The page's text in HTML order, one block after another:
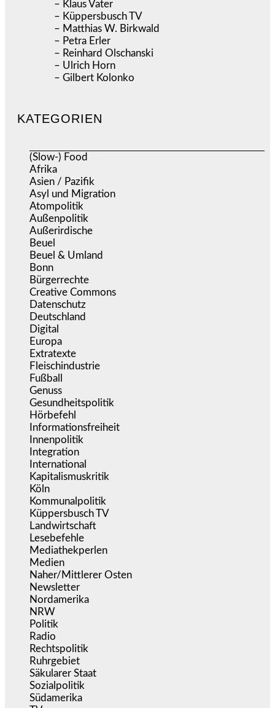
– Klaus Vater
– Küppersbusch TV
– Matthias W. Birkwald
– Petra Erler
– Reinhard Olschanski
– Ulrich Horn
– Gilbert Kolonko
KATEGORIEN
(Slow-) Food
Afrika
Asien / Pazifik
Asyl und Migration
Atompolitik
Außenpolitik
Außerirdische
Beuel
Beuel & Umland
Bonn
Bürgerrechte
Creative Commons
Datenschutz
Deutschland
Digital
Europa
Extratexte
Fleischindustrie
Fußball
Genuss
Gesundheitspolitik
Hörbefehl
Informationsfreiheit
Innenpolitik
Integration
International
Kapitalismuskritik
Köln
Kommunalpolitik
Küppersbusch TV
Landwirtschaft
Lesebefehle
Mediathekperlen
Medien
Naher/Mittlerer Osten
Newsletter
Nordamerika
NRW
Politik
Radio
Rechtspolitik
Ruhrgebiet
Säkularer Staat
Sozialpolitik
Südamerika